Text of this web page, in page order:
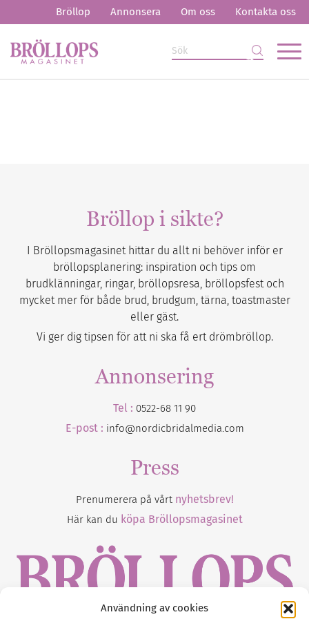
Användning av cookies
Bröllop Annonsera Om oss Kontakta oss
Bröllop i sikte?
I Bröllopsmagasinet hittar du allt ni behöver inför er
bröllopsplanering: inspiration och tips om
brudklänningar, ringar, bröllopsresa, bröllopsfest och
mycket mer för både brud, brudgum, tärna, toastmaster
eller gäst.
Vi ger dig tipsen för att ni ska få ert drömbröllop.
Annonsering
Tel : 0522-68 11 90
E-post : info@nordicbridalmedia.com
Press
Prenumerera på vårt nyhetsbrev!
Här kan du köpa Bröllopsmagasinet